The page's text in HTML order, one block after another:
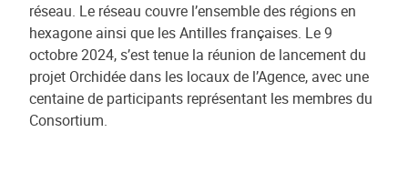
réseau. Le réseau couvre l’ensemble des régions en
hexagone ainsi que les Antilles françaises. Le 9
octobre 2024, s’est tenue la réunion de lancement du
projet Orchidée dans les locaux de l’Agence, avec une
centaine de participants représentant les membres du
Consortium.